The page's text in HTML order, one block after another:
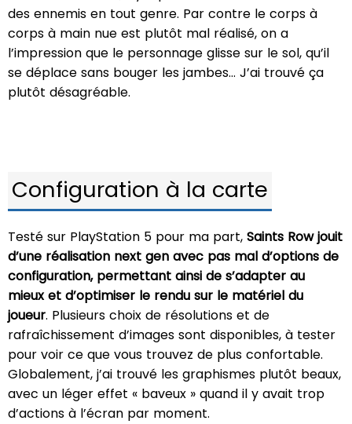
des ennemis en tout genre. Par contre le corps à
corps à main nue est plutôt mal réalisé, on a
l’impression que le personnage glisse sur le sol, qu’il
se déplace sans bouger les jambes… J’ai trouvé ça
plutôt désagréable.
Configuration à la carte
Testé sur PlayStation 5 pour ma part, Saints Row jouit
d’une réalisation next gen avec pas mal d’options de
configuration, permettant ainsi de s’adapter au
mieux et d’optimiser le rendu sur le matériel du
joueur. Plusieurs choix de résolutions et de
rafraîchissement d’images sont disponibles, à tester
pour voir ce que vous trouvez de plus confortable.
Globalement, j’ai trouvé les graphismes plutôt beaux,
avec un léger effet « baveux » quand il y avait trop
d’actions à l’écran par moment.